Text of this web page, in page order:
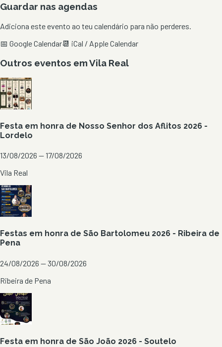
Guardar nas agendas
Adiciona este evento ao teu calendário para não perderes.
📅 Google Calendar📆 iCal / Apple Calendar
Outros eventos emVila Real
Festa em honra de Nosso Senhor dos Aflitos 2026 -
Lordelo
13/08/2026 — 17/08/2026
Vila Real
Festas em honra de São Bartolomeu 2026 - Ribeira de
Pena
24/08/2026 — 30/08/2026
Ribeira de Pena
Festa em honra de São João 2026 - Soutelo